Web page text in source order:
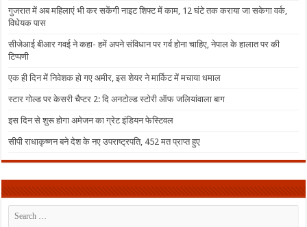
गुजरात में अब महिलाएं भी कर सकेंगी नाइट शिफ्ट में काम, 12 घंटे तक कराया जा सकेगा वर्क,
विधेयक पास
सीजेआई बीआर गवई ने कहा- हमें अपने संविधान पर गर्व होना चाहिए, नेपाल के हालात पर की
टिप्पणी
एक ही दिन में निवेशक हो गए अमीर, इस शेयर ने मार्किट में मचाया धमाल
स्टार गोल्ड पर केसरी चैप्टर 2: दि अनटोल्ड स्टोरी ऑफ जलियांवाला बाग
इस दिन से शुरू होगा अमेजन का ग्रेट इंडियन फेस्टिवल
सीपी राधाकृष्णन बने देश के नए उपराष्ट्रपति, 452 मत प्राप्त हुए